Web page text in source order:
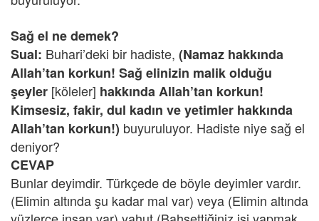
Sağ el ne demek?
Sual: Buhari’deki bir hadiste, (Namaz hakkında
Allah’tan korkun! Sağ elinizin malik olduğu
şeyler [köleler] hakkında Allah’tan korkun!
Kimsesiz, fakir, dul kadın ve yetimler hakkında
Allah’tan korkun!) buyuruluyor. Hadiste niye sağ el
deniyor?
CEVAP
Bunlar deyimdir. Türkçede de böyle deyimler vardır.
(Elimin altında şu kadar mal var) veya (Elimin altında